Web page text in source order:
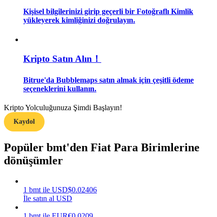
Nasıl kârlı kalabileceğinizi öğrenin
Kişisel bilgilerinizi girip geçerli bir Fotoğraflı Kimlik
yükleyerek kimliğinizi doğrulayın.
Kripto Satın Alın！
Bitrue'da Bubblemaps satın almak için çeşitli ödeme
seçeneklerini kullanın.
Kripto Yolculuğunuza Şimdi Başlayın!
Kaydol
Popüler bmt'den Fiat Para Birimlerine
dönüşümler
1 bmt ile USD$0.02406
İle satın al USD